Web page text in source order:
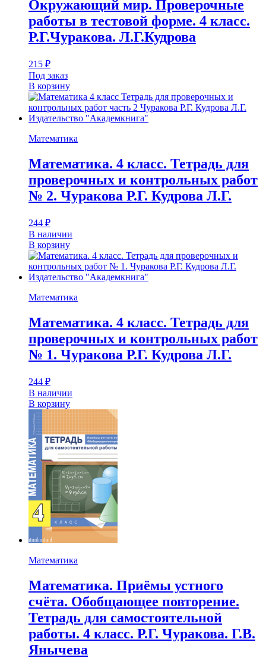
Окружающий мир. Проверочные
работы в тестовой форме. 4 класс.
Р.Г.Чуракова. Л.Г.Кудрова
215 ₽
Под заказ
В корзину
Математика
Математика. 4 класс. Тетрадь для
проверочных и контрольных работ
№ 2. Чуракова Р.Г. Кудрова Л.Г.
244 ₽
В наличии
В корзину
Математика
Математика. 4 класс. Тетрадь для
проверочных и контрольных работ
№ 1. Чуракова Р.Г. Кудрова Л.Г.
244 ₽
В наличии
В корзину
Математика
Математика. Приёмы устного
счёта. Обобщающее повторение.
Тетрадь для самостоятельной
работы. 4 класс. Р.Г. Чуракова. Г.В.
Янычева